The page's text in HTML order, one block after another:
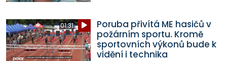
01:31
Poruba přivítá ME hasičů v
požárním sportu. Kromě
sportovních výkonů bude k
vidění i technika